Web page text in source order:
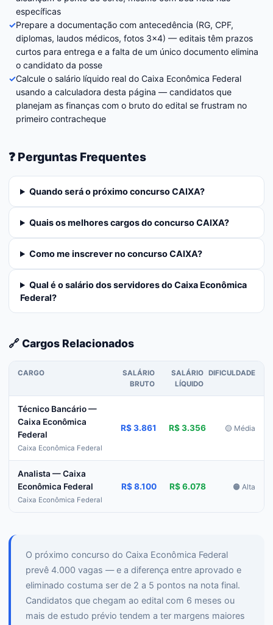
específicas
✓Prepare a documentação com antecedência (RG, CPF,
diplomas, laudos médicos, fotos 3×4) — editais têm prazos
curtos para entrega e a falta de um único documento elimina
o candidato da posse
✓Calcule o salário líquido real do Caixa Econômica Federal
usando a calculadora desta página — candidatos que
planejam as finanças com o bruto do edital se frustram no
primeiro contracheque
❓ Perguntas Frequentes
Quando será o próximo concurso CAIXA?
Quais os melhores cargos do concurso CAIXA?
Como me inscrever no concurso CAIXA?
Qual é o salário dos servidores do Caixa Econômica
Federal?
🔗 Cargos Relacionados
CARGO
SALÁRIO
BRUTO
SALÁRIO
LÍQUIDO
DIFICULDADE
Técnico Bancário —
Caixa Econômica
Federal
Caixa Econômica Federal
R$ 3.861 R$ 3.356 🟡 Média
Analista — Caixa
Econômica Federal
Caixa Econômica Federal
R$ 8.100 R$ 6.078 🟠 Alta
O próximo concurso do Caixa Econômica Federal
prevê 4.000 vagas — e a diferença entre aprovado e
eliminado costuma ser de 2 a 5 pontos na nota final.
Candidatos que chegam ao edital com 6 meses ou
mais de estudo prévio tendem a ter margens maiores